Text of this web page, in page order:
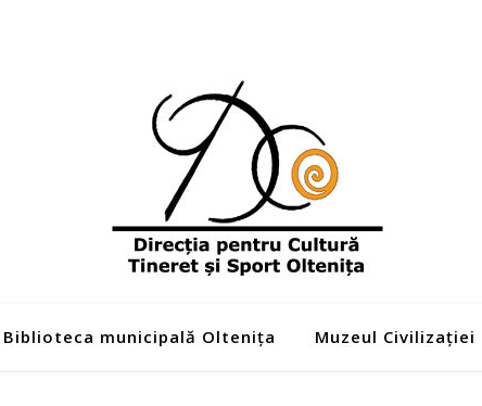
Biblioteca municipală Oltenița Muzeul Civilizației